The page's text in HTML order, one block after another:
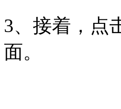
3、接着，点
面。